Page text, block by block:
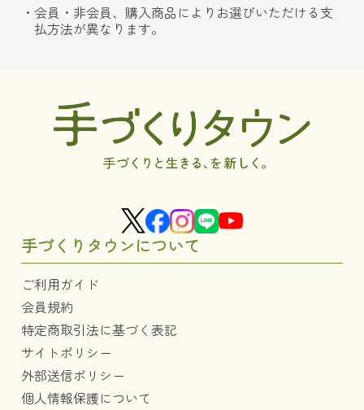
会員・非会員、購入商品によりお選びいただける支
払方法が異なります。
手づくりタウンについて
ご利用ガイド
会員規約
特定商取引法に基づく表記
サイトポリシー
外部送信ポリシー
個人情報保護について